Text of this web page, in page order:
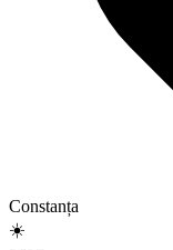
Constanța
☀️